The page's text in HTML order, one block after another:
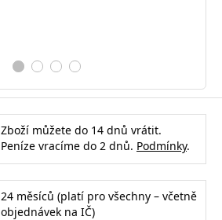
Zboží můžete do 14 dnů vrátit.
Peníze vracíme do 2 dnů. Podmínky.
24 měsíců (platí pro všechny – včetně
objednávek na IČ)